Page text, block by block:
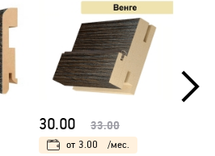
30.00 33.00
от 3.00 /мес.